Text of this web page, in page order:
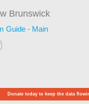
Brunswick
Guide - Main
Donate today to keep the data